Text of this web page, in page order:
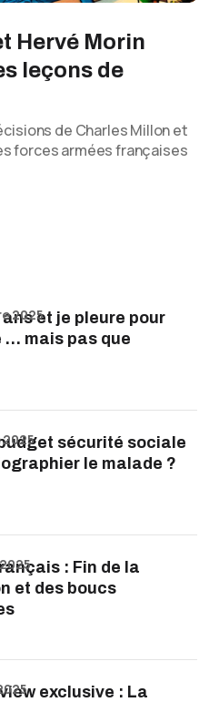
Hervé Morin
leçons de
de Charles Millon et
forces armées françaises
et je pleure pour
… mais pas que
2025
sécurité sociale
le malade ?
2025
: Fin de la
et des boucs
exclusive : La